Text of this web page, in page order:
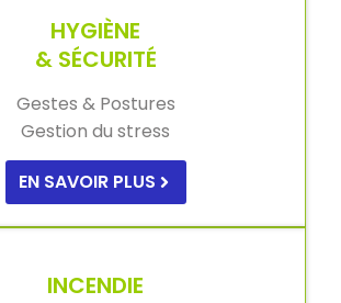
HYGIÈNE
& SÉCURITÉ
Gestes & Postures
Gestion du stress
EN SAVOIR PLUS
INCENDIE